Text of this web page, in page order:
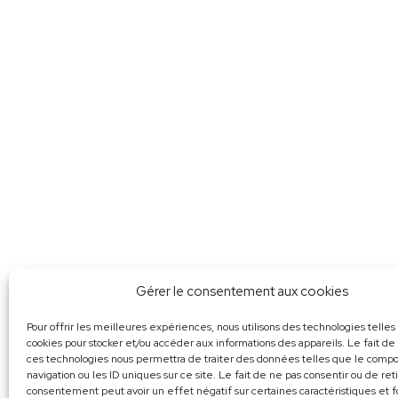
Gérer le consentement aux cookies
Pour offrir les meilleures expériences, nous utilisons des technologies
cookies pour stocker et/ou accéder aux informations des appareils. Le fait de
ces technologies nous permettra de traiter des données telles que le
navigation ou les ID uniques sur ce site. Le fait de ne pas consentir ou de
consentement peut avoir un effet négatif sur certaines caractéristiques et